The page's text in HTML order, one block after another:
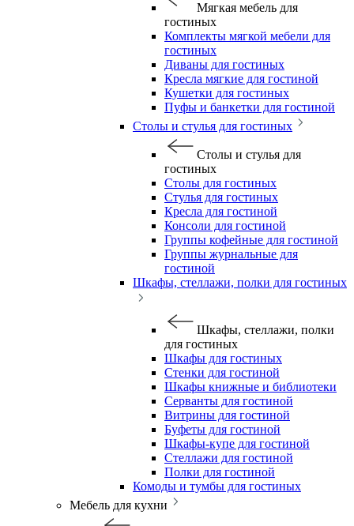
Мягкая мебель для
гостиных
Комплекты мягкой мебели для
гостиных
Диваны для гостиных
Кресла мягкие для гостиной
Кушетки для гостиных
Пуфы и банкетки для гостиной
Столы и стулья для гостиных
Столы и стулья для
гостиных
Столы для гостиных
Стулья для гостиных
Кресла для гостиной
Консоли для гостиной
Группы кофейные для гостиной
Группы журнальные для
гостиной
Шкафы, стеллажи, полки для гостиных
Шкафы, стеллажи, полки
для гостиных
Шкафы для гостиных
Стенки для гостиной
Шкафы книжные и библиотеки
Серванты для гостиной
Витрины для гостиной
Буфеты для гостиной
Шкафы-купе для гостиной
Стеллажи для гостиной
Полки для гостиной
Комоды и тумбы для гостиных
Мебель для кухни